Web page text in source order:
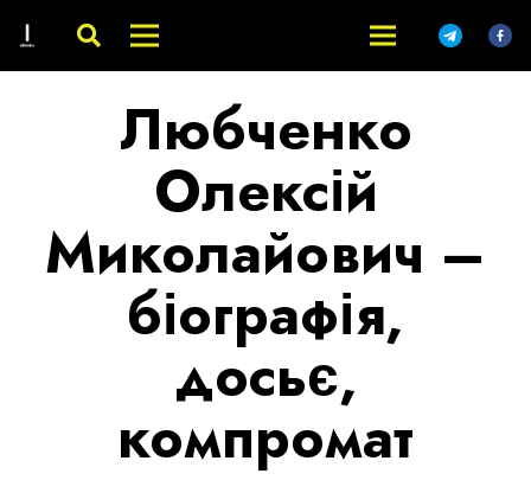
Любченко
Олексій
Миколайович –
біографія,
досьє,
компромат